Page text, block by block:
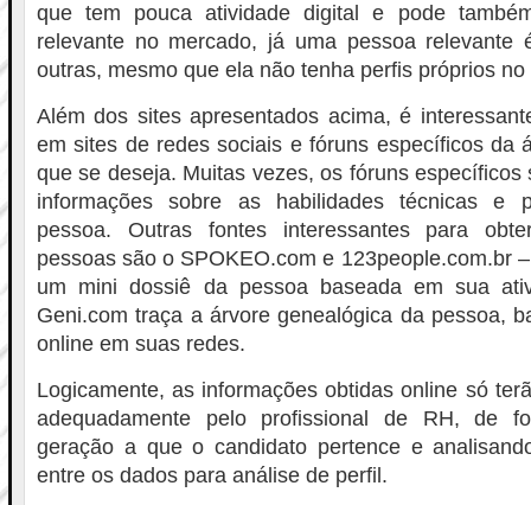
que tem pouca atividade digital e pode
relevante no mercado, já uma pessoa relevante
outras, mesmo que ela não tenha perfis próprios
Além dos sites apresentados acima, é
em sites de redes sociais e fóruns específicos da
que se deseja. Muitas vezes, os fóruns específicos
informações sobre as habilidades técnicas e
pessoa. Outras fontes interessantes para
pessoas são o SPOKEO.com e 123people.com.br
um mini dossiê da pessoa baseada em sua
Geni.com traça a árvore genealógica da pessoa,
online em suas redes.
Logicamente, as informações obtidas online só
adequadamente pelo profissional de RH, de
geração a que o candidato pertence e
entre os dados para análise de perfil.